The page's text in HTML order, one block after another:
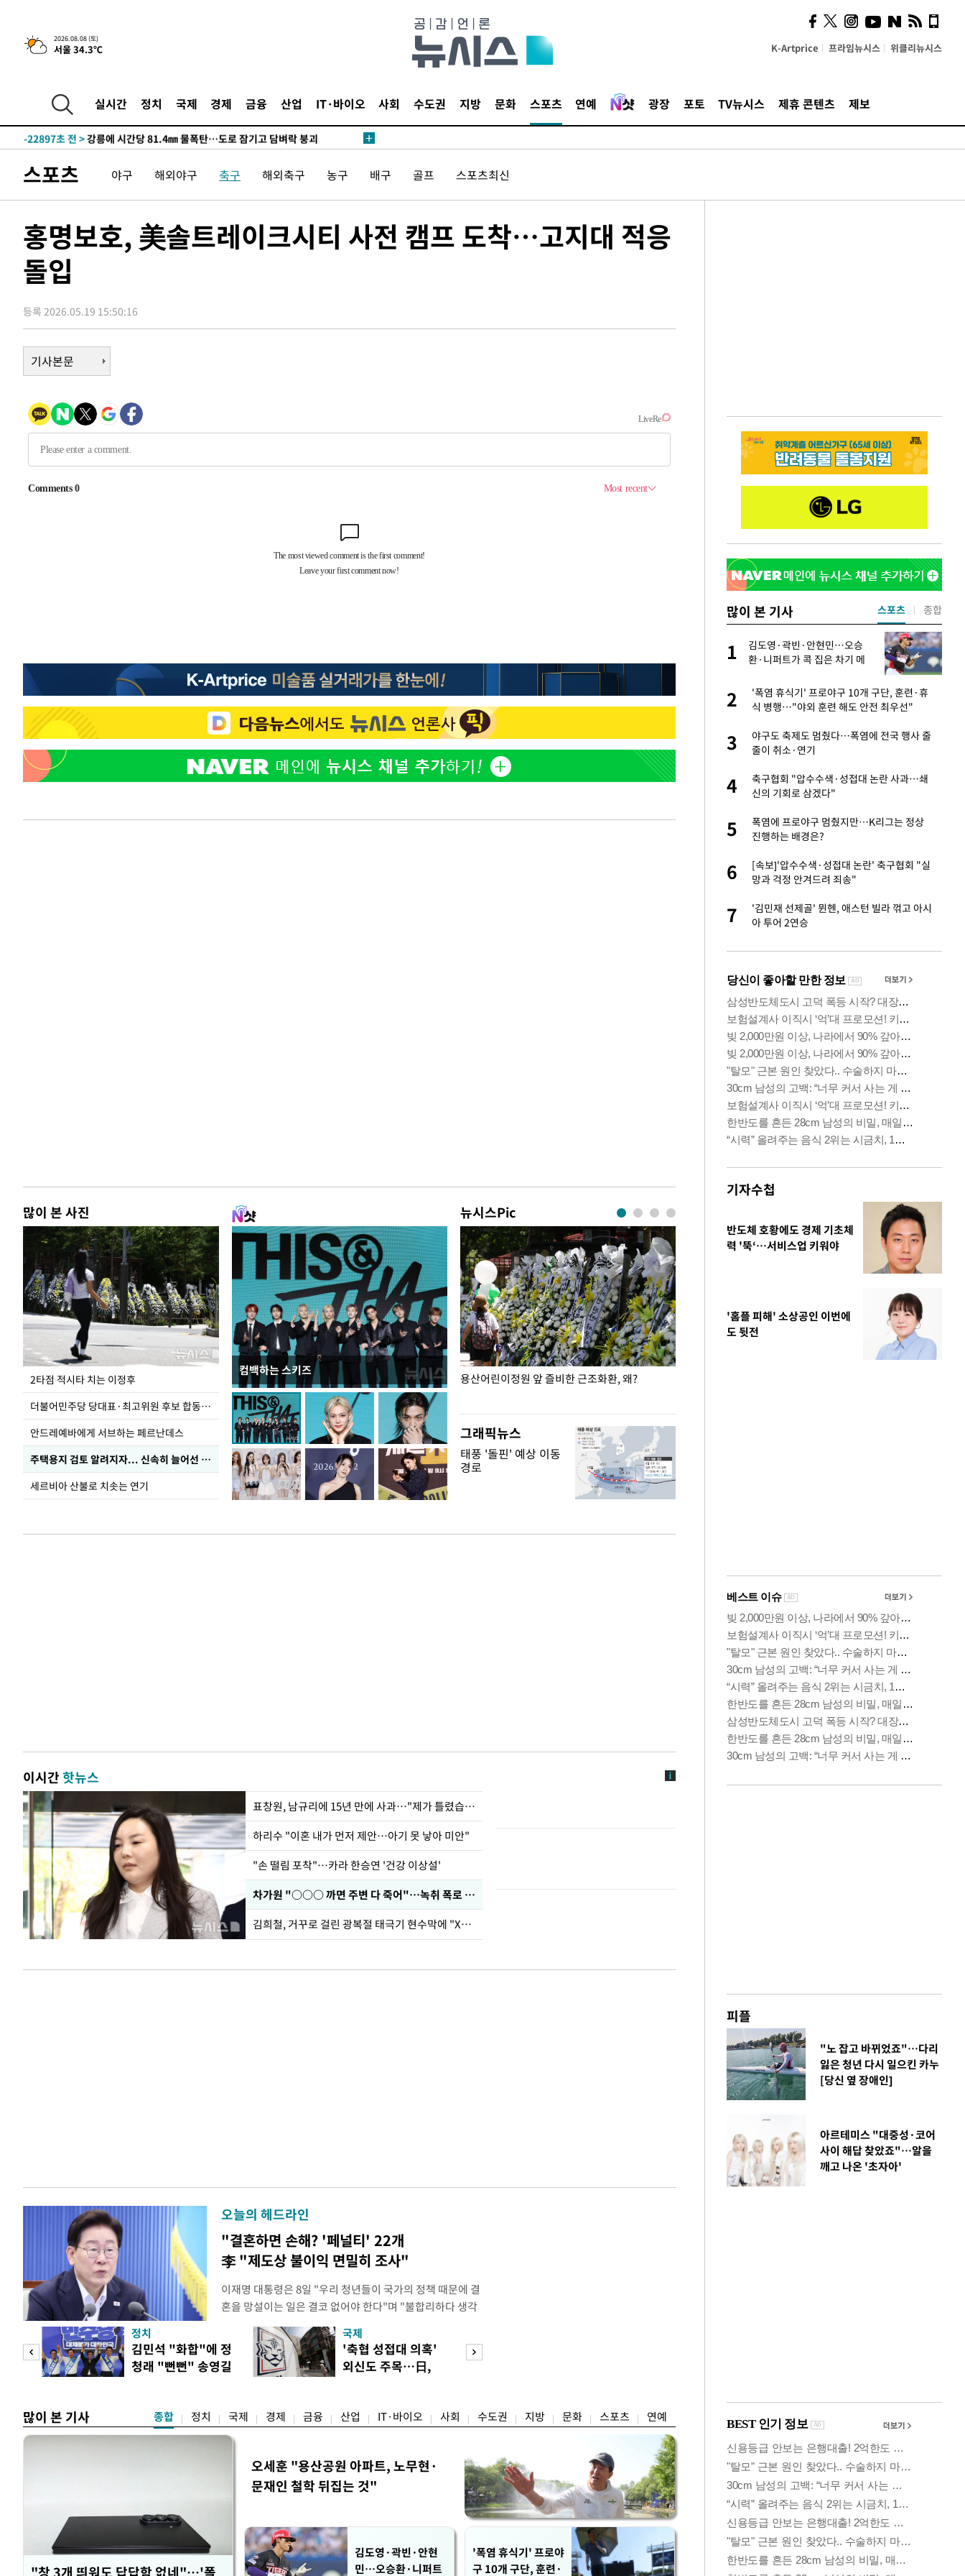
2026.08.08 (토)
서울 34.3℃ K-Artprice 프라임뉴시스 위클리뉴시스
실시간 정치 국제 경제 금융 산업 IT·바이오 사회 수도권 지방 문화 스포츠 연예 광장 포토 TV뉴시스 제휴 콘텐츠 제보
3시간 전 >[속보]뉴욕증시 상승 마감…S&P 0.6% 나스닥 1.3%↑
-30931초 전 >낮 최고 35도 '무더위'…동해안 시간당 30㎜ '강한 비'[내일날씨]
틀레티코 이적"
-29983초 전 >
수도권 40도 육박 '펄펄'…동해안 일부 지역엔 호의주의보
-28952초 전 >
-22897초 전 >강릉에 시간당 81.4㎜ 물폭탄…도로 잠기고 담벼락 붕괴
-16714초 전 >
선재도서 해루질 나섰다 실종 60대, 닷새 만에 숨진 채 발견
-14248초 전 >남자 농구, 나고야 아시안게임서 '홈팀' 일본과 한일전
-9851초 전 >극한폭염 한풀 꺾이지만…'낮 최고 35도' 무더위, 열대야 계속[다음
주 날씨]
-6869초 전 >
-5386초 전 >
3시간 전 >[속보]뉴욕증시 상승 마감…S&P 0.6% 나스닥 1.3%↑
-30201초 전 >
[속보]이강인 "감독님이 원하는 마음 느꼈고, 많은 트로피 원해 아
틀레티코 이적"
-29983초 전 >수도권 40도 육박 '펄펄'…동해안 일부 지역엔 호의주의보
-28952초 전 >온열질환 사망자 3명 늘어…누적 환자 3000명 돌파
-22897초 전 >강릉에 시간당 81.4㎜ 물폭탄…도로 잠기고 담벼락 붕괴
극한폭염 한풀 꺾이지만…'낮 최고 35도' 무더위, 열대야 계속[다음
축구협회 "압수수색·성접대 논란 사과…쇄신의 기회로 삼겠다"
[속보]'압수수색·성접대 논란' 축구협회 "실망과 걱정 안겨드려 죄
스포츠 야구 해외야구 축구 해외축구 농구 배구 골프 스포츠최신
홍명보호, 美솔트레이크시티 사전 캠프 도착…고지대 적응
돌입
등록 2026.05.19 15:50:16
기사본문
많이 본 사진
2타점 적시타 치는 이정후
더불어민주당 당대표·최고위원 후보 합동연설회
안드레예바에게 서브하는 페르난데스
주택용지 검토 알려지자... 신속히 늘어선 '근조화환'
세르비아 산불로 치솟는 연기
컴백하는 스키즈
뉴시스Pic
사진으로 보는 일주일 용산어린이정원 앞 즐비한 근조화환, 왜?
그래픽뉴스
태풍 '돌핀' 예상 이동
경로
이시간핫뉴스
표창원, 남규리에 15년 만에 사과…"제가 틀렸습니다"
하리수 "이혼 내가 먼저 제안…아기 못 낳아 미안"
"손 떨림 포착"…카라 한승연 '건강 이상설'
차가원 "○○○ 까면 주변 다 죽어"…녹취 폭로 파장
김희철, 거꾸로 걸린 광복절 태극기 현수막에 "X돌았네"
오늘의 헤드라인
"결혼하면 손해? '페널티' 22개
李 "제도상 불이익 면밀히 조사"
이재명 대통령은 8일 "우리 청년들이 국가의 정책 때문에 결
혼을 망설이는 일은 결코 없어야 한다"며 "불합리하다 생각
하는 제도가 있을 경우 편하게 말씀해주시면 좋겠다"고 했
다. 이 대통령은 이날 오후 X(옛 트위터)에 '청년들의 목소리
로 찾은 결혼 페널티 22개' 자료를 공유하며 이같이 적었다.
이 대통령은 "결혼으로 인해 겪을 수 있는 제도
정치
김민석 "화합"에 정
청래 "뻔뻔" 송영길
국제
'축협 성접대 의혹'
외신도 주목…日,
많이 본 기사 종합 정치 국제 경제 금융 산업 IT·바이오 사회 수도권 지방 문화 스포츠 연예
"창 3개 띄워도 답답함 없네"…'폴
오세훈 "용산공원 아파트, 노무현·
문재인 철학 뒤집는 것"
김도영·곽빈·안현
민…오승환·니퍼트
'폭염 휴식기' 프로야
구 10개 구단, 훈련·
많이 본 기사
써보니
2
오세훈 "용산공원 아파트, 노무현·문재인 철
학 뒤집는 것"
3
김도영·곽빈·안현민…오승환·니퍼트가 콕
집은 차기 메이저리거
4
'폭염 휴식기' 프로야구 10개 구단, 훈련·휴
5
휴머노이드부터 AI공장까지…제조업 바꾸는
1
김도영·곽빈·안현민…오승
환·니퍼트가 콕 집은 차기 메
2
'폭염 휴식기' 프로야구 10개 구단, 훈련·휴
식 병행…"야외 훈련 해도 안전 최우선"
3
야구도 축제도 멈췄다…폭염에 전국 행사 줄
줄이 취소·연기
4
축구협회 "압수수색·성접대 논란 사과…쇄
신의 기회로 삼겠다"
5
폭염에 프로야구 멈췄지만…K리그는 정상
진행하는 배경은?
6
[속보]'압수수색·성접대 논란' 축구협회 "실
망과 걱정 안겨드려 죄송"
7
'김민재 선제골' 뮌헨, 애스턴 빌라 꺾고 아시
아 투어 2연승
스포츠 종합
기자수첩
반도체 호황에도 경제 기초체
력 '뚝‘…서비스업 키워야
'홈플 피해' 소상공인 이번에
도 뒷전
피플
"노 잡고 바뀌었죠"…다리
잃은 청년 다시 일으킨 카누
[당신 옆 장애인]
아르테미스 "대중성·코어
사이 해답 찾았죠"…알을
깨고 나온 '초자아'